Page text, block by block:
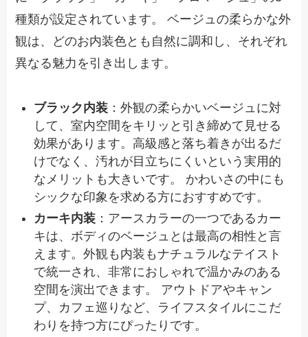
種類が設定されています。 ベージュの柔らかな外
観は、どのお内装色とも自然に調和し、それぞれ
異なる魅力を引き出します。
ブラック内装 ：外観の柔らかいベージュに対
して、室内空間をキリッと引き締めて見せる
効果があります。高級感と落ち着きが出るだ
けでなく、汚れが目立ちにくいという実用的
なメリットも大きいです。 かわいさの中にも
シックな印象を求める方におすすめです。
カーキ内装 ：アースカラーの一つであるカー
キは、ボディのベージュとは最高の相性と言
えます。外観も内装もナチュラルなテイスト
で統一され、非常におしゃれで温かみのある
空間を演出できます。 アウトドアやキャン
プ、カフェ巡りなど、ライフスタイルにこだ
わりを持つ方にぴったりです。